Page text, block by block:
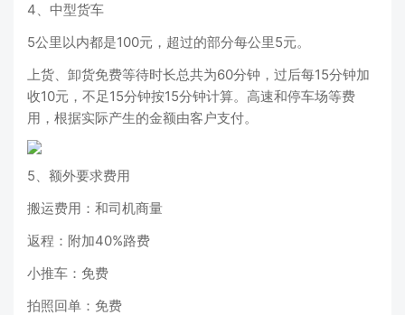
4、中型货车
5公里以内都是100元，超过的部分每公里5元。
上货、卸货免费等待时长总共为60分钟，过后每15分钟加
收10元，不足15分钟按15分钟计算。高速和停车场等费
用，根据实际产生的金额由客户支付。
5、额外要求费用
搬运费用：和司机商量
返程：附加40%路费
小推车：免费
拍照回单：免费